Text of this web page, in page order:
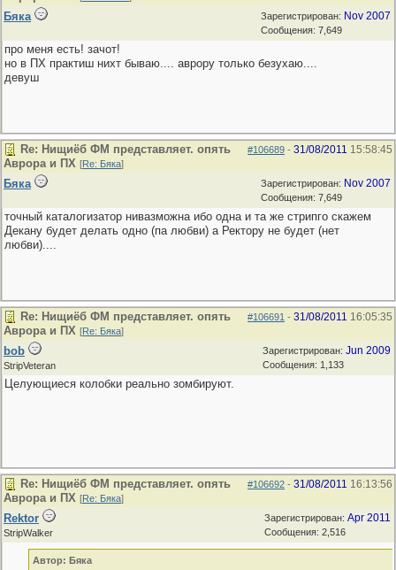
Зарегистрирован: Nov 2007
Сообщения: 7,649
Бяка
про меня есть! зачот!
но в ПХ практиш нихт бываю.... аврору только безухаю....
девуш
#106689 - 31/08/2011 15:58:45
Re: Нищиёб ФМ представляет. опять
Аврора и ПХ [Re: Бяка]
Зарегистрирован: Nov 2007
Сообщения: 7,649
Бяка
точный каталогизатор нивазможна ибо одна и та же стрипго скажем
Декану будет делать одно (па любви) а Ректору не будет (нет
любви)....
#106691 - 31/08/2011 16:05:35
Re: Нищиёб ФМ представляет. опять
Аврора и ПХ [Re: Бяка]
Зарегистрирован: Jun 2009
Сообщения: 1,133
bob
StripVeteran
Целующиеся колобки реально зомбируют.
#106692 - 31/08/2011 16:13:56
Re: Нищиёб ФМ представляет. опять
Аврора и ПХ [Re: Бяка]
Зарегистрирован: Apr 2011
Сообщения: 2,516
Rektor
StripWalker
Автор: Бяка